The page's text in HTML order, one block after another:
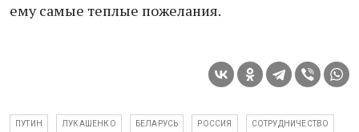
ему самые теплые пожелания.
ПУТИН ЛУКАШЕНКО БЕЛАРУСЬ РОССИЯ СОТРУДНИЧЕСТВО